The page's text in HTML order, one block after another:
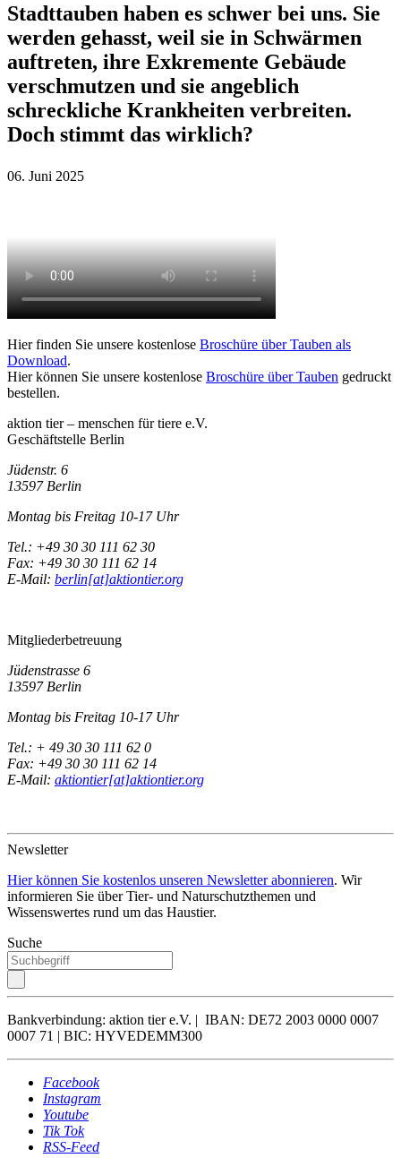
Stadttauben haben es schwer bei uns. Sie
werden gehasst, weil sie in Schwärmen
auftreten, ihre Exkremente Gebäude
verschmutzen und sie angeblich
schreckliche Krankheiten verbreiten.
Doch stimmt das wirklich?
06. Juni 2025
Hier finden Sie unsere kostenlose Broschüre über Tauben als
Download.
Hier können Sie unsere kostenlose Broschüre über Tauben gedruckt
bestellen.
aktion tier – menschen für tiere e.V.
Geschäftstelle Berlin
Jüdenstr. 6
13597 Berlin
Montag bis Freitag 10-17 Uhr
Tel.: +49 30 30 111 62 30
Fax: +49 30 30 111 62 14
E-Mail: berlin[at]aktiontier.org
Mitgliederbetreuung
Jüdenstrasse 6
13597 Berlin
Montag bis Freitag 10-17 Uhr
Tel.: + 49 30 30 111 62 0
Fax: +49 30 30 111 62 14
E-Mail: aktiontier[at]aktiontier.org
Newsletter
Hier können Sie kostenlos unseren Newsletter abonnieren. Wir
informieren Sie über Tier- und Naturschutzthemen und
Wissenswertes rund um das Haustier.
Suche
Bankverbindung: aktion tier e.V. | IBAN: DE72 2003 0000 0007
0007 71 | BIC: HYVEDEMM300
Facebook
Instagram
Youtube
Tik Tok
RSS-Feed